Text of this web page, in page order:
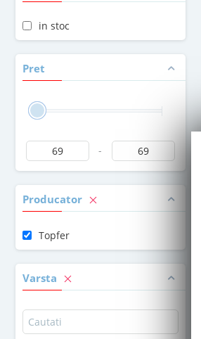
in stoc
Pret
-
Producator
Topfer
Varsta